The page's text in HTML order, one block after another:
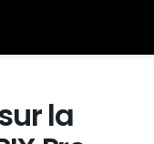
la